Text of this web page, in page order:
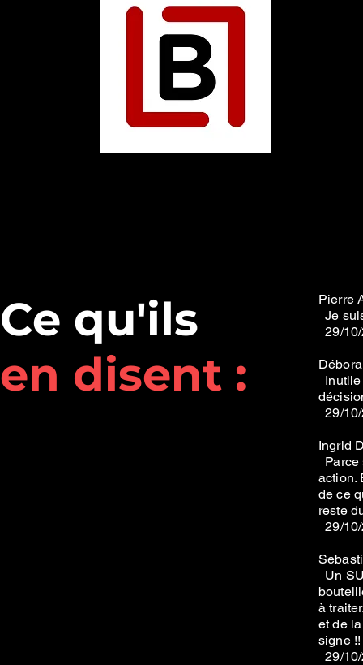
Ce qu'ils
en disent :
Pierre
Je
29/
29/
Ingrid
Parce
action.
de ce
reste
29/
Un
à
et de
signe
29/